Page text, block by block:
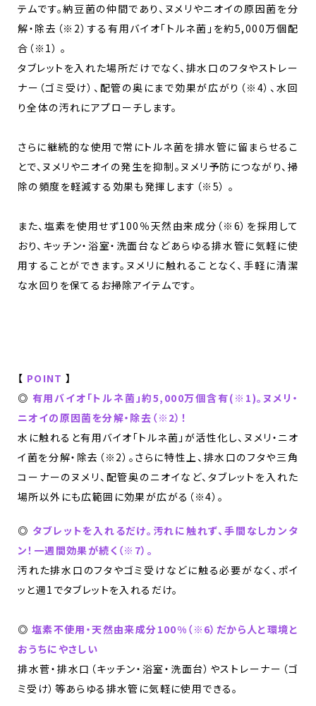
テムです。納豆菌の仲間であり、ヌメリやニオイの原因菌を分
解・除去（※2）する有用バイオ「トルネ菌」を約5,000万個配
合（※1） 。
タブレットを入れた場所だけでなく、排水口のフタやストレー
ナー（ゴミ受け）、配管の奥にまで効果が広がり（※4）、水回
り全体の汚れにアプローチします。
さらに継続的な使用で常にトルネ菌を排水管に留まらせるこ
とで、ヌメリやニオイの発生を抑制。ヌメリ予防につながり、掃
除の頻度を軽減する効果も発揮します（※5） 。
また、塩素を使用せず100％天然由来成分（※6）を採用して
おり、キッチン・浴室・洗面台などあらゆる排水管に気軽に使
用することができます。ヌメリに触れることなく、手軽に清潔
な水回りを保てるお掃除アイテムです。
【 POINT 】
◎ 有用バイオ「トルネ菌」約5,000万個含有(※1)。ヌメリ・
ニオイの原因菌を分解・除去（※2）！
水に触れると有用バイオ「トルネ菌」が活性化し、ヌメリ・ニオ
イ菌を分解・除去（※2）。さらに特性上、排水口のフタや三角
コーナーのヌメリ、配管奥のニオイなど、タブレットを入れた
場所以外にも広範囲に効果が広がる（※4）。
◎ タブレットを入れるだけ。汚れに触れず、手間なしカンタ
ン！一週間効果が続く（※7）。
汚れた排水口のフタやゴミ受けなどに触る必要がなく、ポイ
ッと週1でタブレットを入れるだけ。
◎ 塩素不使用・天然由来成分100%（※6）だから人と環境と
おうちにやさしい
排水菅・排水口（キッチン・浴室・洗面台）やストレーナー（ゴ
ミ受け）等あらゆる排水管に気軽に使用できる。